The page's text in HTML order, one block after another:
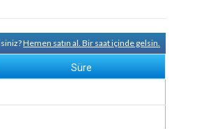
Hemen satın al. Bir saat içinde gelsin.
Süre